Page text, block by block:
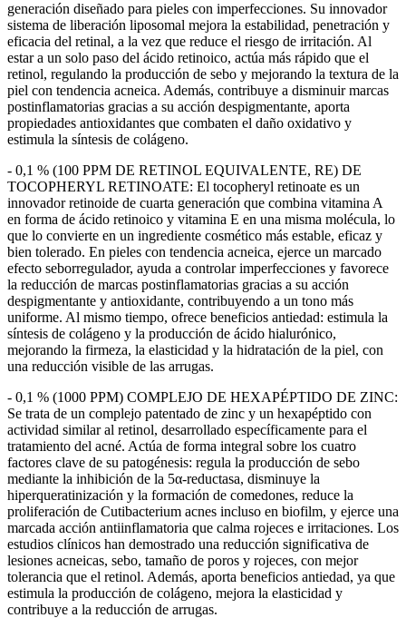
generación diseñado para pieles con imperfecciones. Su innovador
sistema de liberación liposomal mejora la estabilidad, penetración y
eficacia del retinal, a la vez que reduce el riesgo de irritación. Al
estar a un solo paso del ácido retinoico, actúa más rápido que el
retinol, regulando la producción de sebo y mejorando la textura de la
piel con tendencia acneica. Además, contribuye a disminuir marcas
postinflamatorias gracias a su acción despigmentante, aporta
propiedades antioxidantes que combaten el daño oxidativo y
estimula la síntesis de colágeno.
- 0,1 % (100 PPM DE RETINOL EQUIVALENTE, RE) DE
TOCOPHERYL RETINOATE: El tocopheryl retinoate es un
innovador retinoide de cuarta generación que combina vitamina A
en forma de ácido retinoico y vitamina E en una misma molécula, lo
que lo convierte en un ingrediente cosmético más estable, eficaz y
bien tolerado. En pieles con tendencia acneica, ejerce un marcado
efecto seborregulador, ayuda a controlar imperfecciones y favorece
la reducción de marcas postinflamatorias gracias a su acción
despigmentante y antioxidante, contribuyendo a un tono más
uniforme. Al mismo tiempo, ofrece beneficios antiedad: estimula la
síntesis de colágeno y la producción de ácido hialurónico,
mejorando la firmeza, la elasticidad y la hidratación de la piel, con
una reducción visible de las arrugas.
- 0,1 % (1000 PPM) COMPLEJO DE HEXAPÉPTIDO DE ZINC:
Se trata de un complejo patentado de zinc y un hexapéptido con
actividad similar al retinol, desarrollado específicamente para el
tratamiento del acné. Actúa de forma integral sobre los cuatro
factores clave de su patogénesis: regula la producción de sebo
mediante la inhibición de la 5α-reductasa, disminuye la
hiperqueratinización y la formación de comedones, reduce la
proliferación de Cutibacterium acnes incluso en biofilm, y ejerce una
marcada acción antiinflamatoria que calma rojeces e irritaciones. Los
estudios clínicos han demostrado una reducción significativa de
lesiones acneicas, sebo, tamaño de poros y rojeces, con mejor
tolerancia que el retinol. Además, aporta beneficios antiedad, ya que
estimula la producción de colágeno, mejora la elasticidad y
contribuye a la reducción de arrugas.